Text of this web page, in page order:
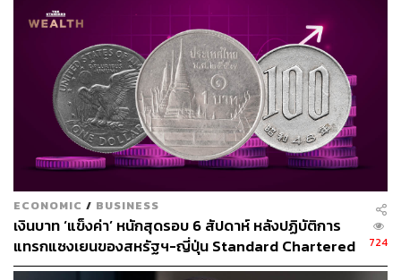
หลังจากนั้นสื่อต่างๆ ทั่วโลกต่างติดตามข่าวดังกล่าวและมี
บทความเพิ่มเติมออกมา อ้างอิงแหล่งข่าวของแต่ละสำนักถึง
ความเป็นไปได้ ซึ่งรายงานข่าวของแต่ละสื่อต่างเป็นไปใน
ทิศทางเดียวกันคือ แหล่งข่าวไม่ปฏิเสธหรือตอบรับเรื่องดัง
กล่าวว่าเป็นความจริงหรือไม่ อย่างไร
แต่หากวิเคราะห์ถือว่ามีความเป็นไปได้สูง เนื่องจาก Honda
และ Nissan ประกาศความร่วมมือกันในการพัฒนารถยนต์
ร่วมในโครงการนี้ด้วยในช่วงเดือนสิงหาคม เรียกว่าเป็นการ
ผนึกกำลัง 3 ประสานเพื่อพัฒนารถยนต์ไฟฟ้า ซึ่งจะได้
ประโยชน์ร่วมกันทุกฝ่าย
ECONOMIC / BUSINESS
เงินบาท ‘แข็งค่า’ หนักสุดรอบ 6 สัปดาห์ หลังปฏิบัติการ
แทรกแซงเยนของสหรัฐฯ-ญี่ปุ่น Standard Chartered
เปิดเป้าสิ้นปีนี้จ่อแข็งต่อแตะ 32.50 บาทต่อดอลลาร์
724